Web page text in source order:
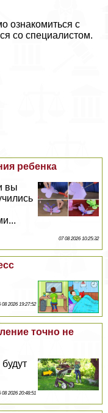
ознакомиться с
со специалистом.
ребенка
вы
07 08 2026 10:25:32
08 2026 19:27:52
точно не
08 2026 20:48:51